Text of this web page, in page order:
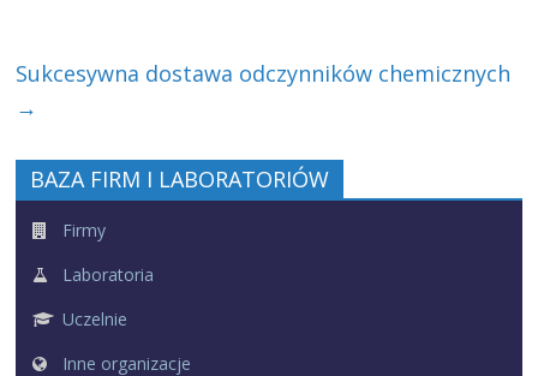
Sukcesywna dostawa odczynników chemicznych
→
BAZA FIRM I LABORATORIÓW
Firmy
Laboratoria
Uczelnie
Inne organizacje